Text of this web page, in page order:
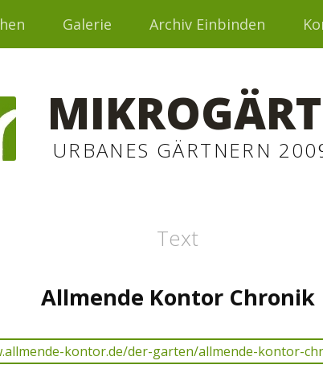
Galerie Archiv Einbinden
URBANES GÄRTNERN
Text
Allmende Kontor Chronik